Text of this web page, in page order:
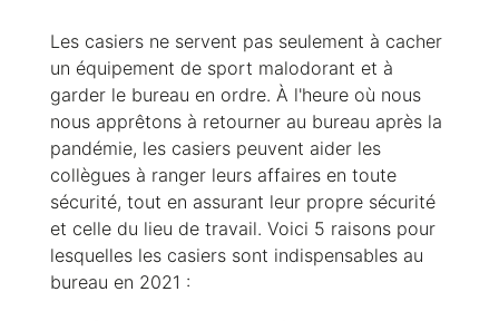
Les casiers ne servent pas seulement à cacher
un équipement de sport malodorant et à
garder le bureau en ordre. À l'heure où nous
nous apprêtons à retourner au bureau après la
pandémie, les casiers peuvent aider les
collègues à ranger leurs affaires en toute
sécurité, tout en assurant leur propre sécurité
et celle du lieu de travail. Voici 5 raisons pour
lesquelles les casiers sont indispensables au
bureau en 2021 :